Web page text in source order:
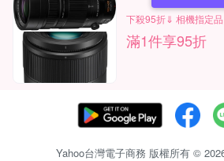
下殺95折⇓ 相機指定品
滿1件享95折
Yahoo台灣電子商務 版權所有 ©